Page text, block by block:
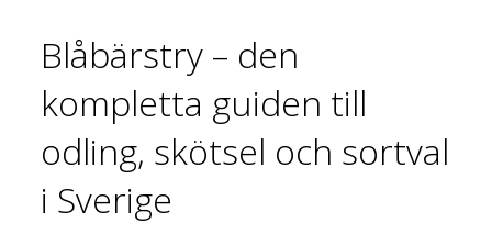
Blåbärstry – den
kompletta guiden till
odling, skötsel och sortval
i Sverige